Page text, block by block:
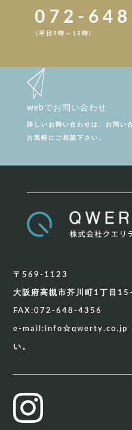
072-
(平日9時～18時)
webでお問い合わせ
詳しいお問い合わせは、お問い
お気軽にご相談下さい。
〒569-1123
大阪府高槻市芥川町1丁目
FAX:072-648-4356
e-mail:info☆qwerty.co.jp
い。